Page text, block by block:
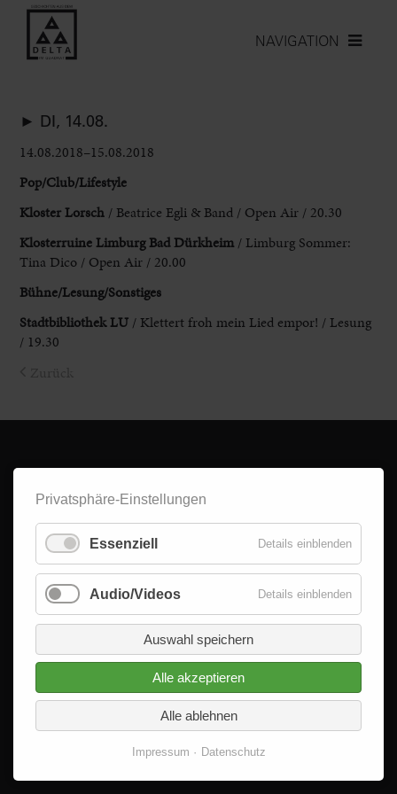
NAVIGATION
► DI, 14.08.
14.08.2018–15.08.2018
Pop/Club/Lifestyle
Kloster Lorsch / Beatrice Egli & Band / Open Air / 20.30
Klosterruine Limburg Bad Dürkheim / Limburg Sommer:
Tina Dico / Open Air / 20.00
Bühne/Lesung/Sonstiges
Stadtbibliothek LU / Klettert froh mein Lied empor! / Lesung
/ 19.30
Alle Rechte vorbehalten.
Privatsphäre-Einstellungen
Essenziell Details einblenden
Audio/Videos Details einblenden
Auswahl speichern
Alle akzeptieren
Alle ablehnen
Impressum Datenschutz